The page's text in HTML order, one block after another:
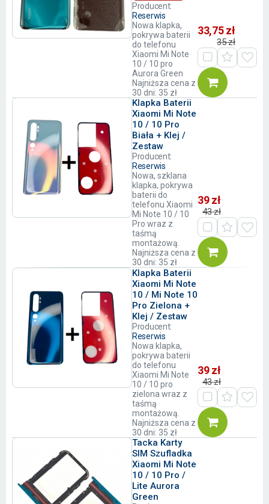
Producent:
Reserwis
Nowa klapka,
pokrywa baterii
do telefonu
Xiaomi Mi Note
10 / 10 pro
Aurora Green
Najniższa cena z
30 dni: 35 zł
33,75 zł
35 zł
Klapka Baterii
Xiaomi Mi Note
10 / 10 Pro
Biała + Klej /
Zestaw
Producent:
Reserwis
Nowa, szklana
klapka, pokrywa
baterii do
telefonu Xiaomi
Mi Note 10 / 10
Pro wraz z
taśmą
montażową.
Najniższa cena z
30 dni: 35 zł
39 zł
43 zł
Klapka Baterii
Xiaomi Mi Note
10 / Mi Note 10
Pro Zielona +
Klej / Zestaw
Producent:
Reserwis
Nowa klapka,
pokrywa baterii
do telefonu
Xiaomi Mi Note
10 / 10 pro
zielona wraz z
taśmą
montażową.
Najniższa cena z
30 dni: 35 zł
39 zł
43 zł
Tacka Karty
SIM Szufladka
Xiaomi Mi Note
10 / 10 Pro /
Lite Aurora
Green